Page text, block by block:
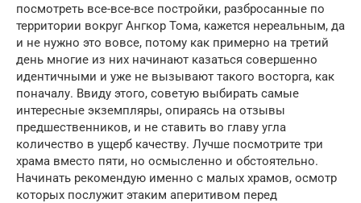
посмотреть все-все-все постройки, разбросанные по
территории вокруг Ангкор Тома, кажется нереальным, да
и не нужно это вовсе, потому как примерно на третий
день многие из них начинают казаться совершенно
идентичными и уже не вызывают такого восторга, как
поначалу. Ввиду этого, советую выбирать самые
интересные экземпляры, опираясь на отзывы
предшественников, и не ставить во главу угла
количество в ущерб качеству. Лучше посмотрите три
храма вместо пяти, но осмысленно и обстоятельно.
Начинать рекомендую именно с малых храмов, осмотр
которых послужит этаким аперитивом перед